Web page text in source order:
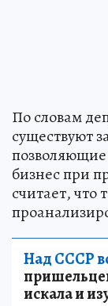
По словам
существуют
бизнес при
считает, что
Над СССР
искала и